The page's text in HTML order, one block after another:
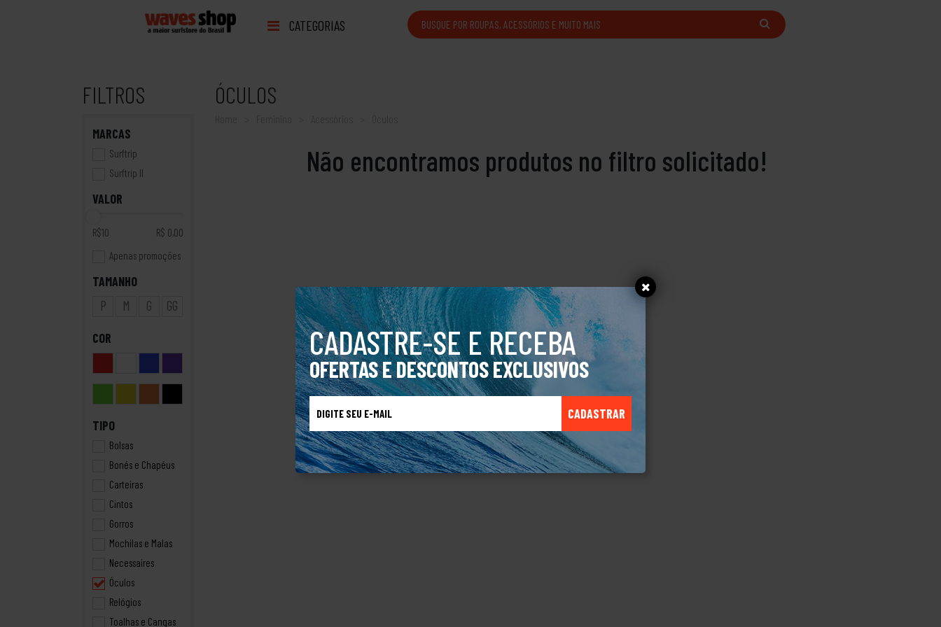
CADASTRE-SE E RECEBA
OFERTAS E DESCONTOS EXCLUSIVOS
CADASTRAR
CATEGORIAS
FILTROS
MARCAS
Surftrip
Surftrip II
VALOR
R$10
R$ 0,00
Apenas promoções
TAMANHO
P M G GG
COR
TIPO
Bolsas
Bonés e Chapéus
Carteiras
Cintos
Gorros
Mochilas e Malas
Necessaires
Óculos
Relógios
Toalhas e Cangas
ÓCULOS
Home Feminino
Não encontramos produtos no filtro solicitado!